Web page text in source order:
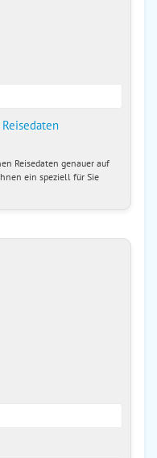
genauer auf
ein speziell für Sie